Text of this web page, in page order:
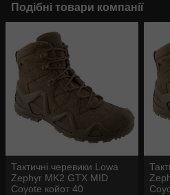
Подібні товари компанії
Тактичні черевики Lowa
Zephyr MK2 GTX MID
Coyote койот 40